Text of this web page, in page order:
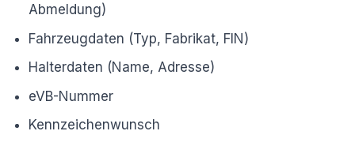
Abmeldung)
Fahrzeugdaten (Typ, Fabrikat, FIN)
Halterdaten (Name, Adresse)
eVB-Nummer
Kennzeichenwunsch